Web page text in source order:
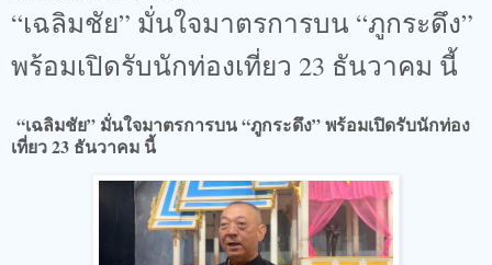
“เฉลิมชัย” มั่นใจมาตรการบน “ภูกระดึง”
พร้อมเปิดรับนักท่องเที่ยว 23 ธันวาคม นี้
“เฉลิมชัย” มั่นใจมาตรการบน “ภูกระดึง” พร้อมเปิดรับนักท่อง
เที่ยว 23 ธันวาคม นี้